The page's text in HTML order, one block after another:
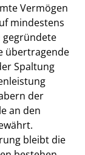
Vermögen
mindestens
gegründete
übertragende
Spaltung
der
an den
bleibt die